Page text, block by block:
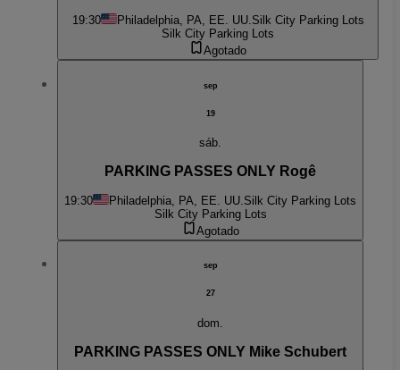
19:30 Philadelphia, PA, EE. UU. Silk City Parking Lots
Silk City Parking Lots
Agotado
sep
19
sáb.
PARKING PASSES ONLY Rogê
19:30 Philadelphia, PA, EE. UU. Silk City Parking Lots
Silk City Parking Lots
Agotado
sep
27
dom.
PARKING PASSES ONLY Mike Schubert